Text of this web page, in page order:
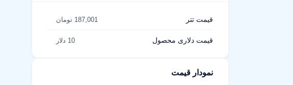
قیمت تتر 187,001 تومان
قیمت دلاری محصول 10 دلار
نمودار قیمت